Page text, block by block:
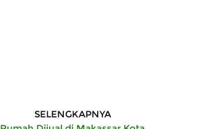
SELENGKAPNYA